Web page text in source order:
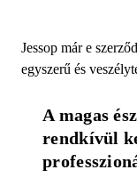
Jessop már e
egyszerű és
A magas
rendkívül